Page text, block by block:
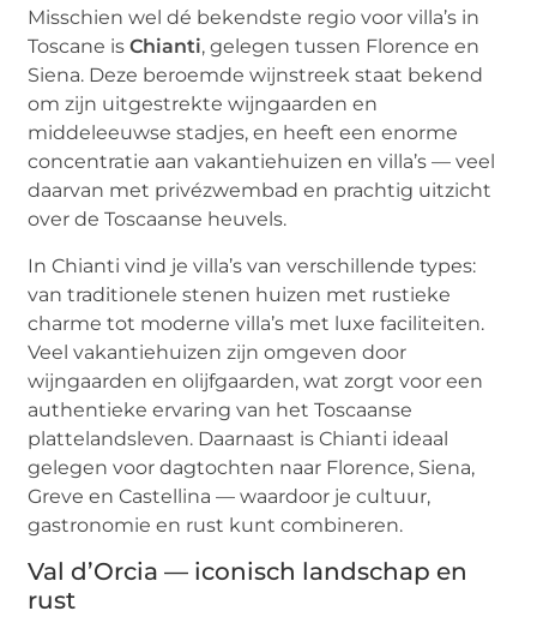
Misschien wel dé bekendste regio voor villa’s in
Toscane isChianti, gelegen tussen Florence en
Siena. Deze beroemde wijnstreek staat bekend
om zijn uitgestrekte wijngaarden en
middeleeuwse stadjes, en heeft een enorme
concentratie aan vakantiehuizen en villa’s — veel
daarvan met privézwembad en prachtig uitzicht
over de Toscaanse heuvels.
In Chianti vind je villa’s van verschillende types:
van traditionele stenen huizen met rustieke
charme tot moderne villa’s met luxe faciliteiten.
Veel vakantiehuizen zijn omgeven door
wijngaarden en olijfgaarden, wat zorgt voor een
authentieke ervaring van het Toscaanse
plattelandsleven. Daarnaast is Chianti ideaal
gelegen voor dagtochten naar Florence, Siena,
Greve en Castellina — waardoor je cultuur,
gastronomie en rust kunt combineren.
Val d’Orcia — iconisch landschap en
rust